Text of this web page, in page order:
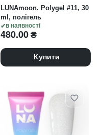
в наявності
LUNAmoon. Polygel #11, 30
ml, полігель
480.00₴
Купити